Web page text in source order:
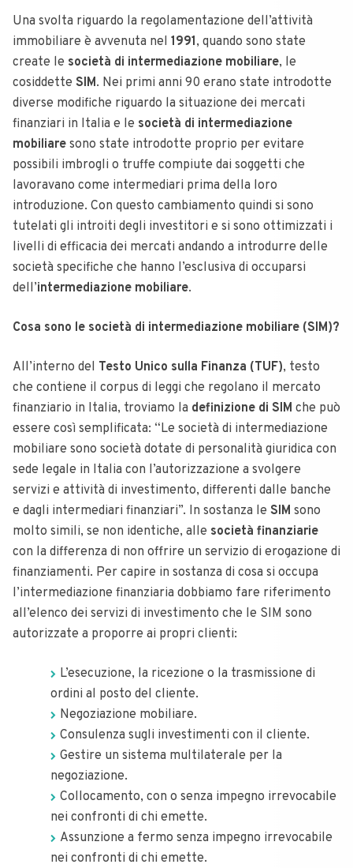
Una svolta riguardo la regolamentazione dell’attività
immobiliare è avvenuta nel 1991, quando sono state
create le società di intermediazione mobiliare, le
cosiddette SIM. Nei primi anni 90 erano state introdotte
diverse modifiche riguardo la situazione dei mercati
finanziari in Italia e le società di intermediazione
mobiliare sono state introdotte proprio per evitare
possibili imbrogli o truffe compiute dai soggetti che
lavoravano come intermediari prima della loro
introduzione. Con questo cambiamento quindi si sono
tutelati gli introiti degli investitori e si sono ottimizzati i
livelli di efficacia dei mercati andando a introdurre delle
società specifiche che hanno l’esclusiva di occuparsi
dell’intermediazione mobiliare.
Cosa sono le società di intermediazione mobiliare (SIM)?
All’interno del Testo Unico sulla Finanza (TUF), testo
che contiene il corpus di leggi che regolano il mercato
finanziario in Italia, troviamo la definizione di SIM che può
essere così semplificata: “Le società di intermediazione
mobiliare sono società dotate di personalità giuridica con
sede legale in Italia con l’autorizzazione a svolgere
servizi e attività di investimento, differenti dalle banche
e dagli intermediari finanziari”. In sostanza le SIM sono
molto simili, se non identiche, alle società finanziarie
con la differenza di non offrire un servizio di erogazione di
finanziamenti. Per capire in sostanza di cosa si occupa
l’intermediazione finanziaria dobbiamo fare riferimento
all’elenco dei servizi di investimento che le SIM sono
autorizzate a proporre ai propri clienti:
L’esecuzione, la ricezione o la trasmissione di
ordini al posto del cliente.
Negoziazione mobiliare.
Consulenza sugli investimenti con il cliente.
Gestire un sistema multilaterale per la
negoziazione.
Collocamento, con o senza impegno irrevocabile
nei confronti di chi emette.
Assunzione a fermo senza impegno irrevocabile
nei confronti di chi emette.